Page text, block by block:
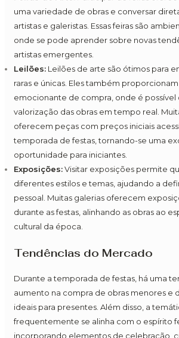
uma variedade de obras e conversar
artistas e galeristas. Essas feiras são
onde se pode aprender sobre novas
artistas emergentes.
Leilões: Leilões de arte são ótimos para
raras e únicas. Eles também
emocionante de compra, onde é possível
valorização das obras em tempo real.
oferecem peças com preços iniciais
temporada de festas, tornando-se uma
oportunidade para iniciantes.
Exposições:Visitar exposições permite
diferentes estilos e temas, ajudando a
pessoal. Muitas galerias oferecem
durante as festas, alinhando as obras ao
cultural da época.
Tendências do Mercado
Durante a temporada de festas, há uma
aumento na compra de obras menores e
ideais para presentes. Além disso, a
frequentemente se alinha com o espírito
incorporando elementos de celebração,